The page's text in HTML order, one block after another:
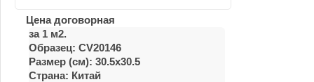
Цена договорная
за 1 м2.
Образец: CV20146
Размер (см): 30.5x30.5
Страна: Китай